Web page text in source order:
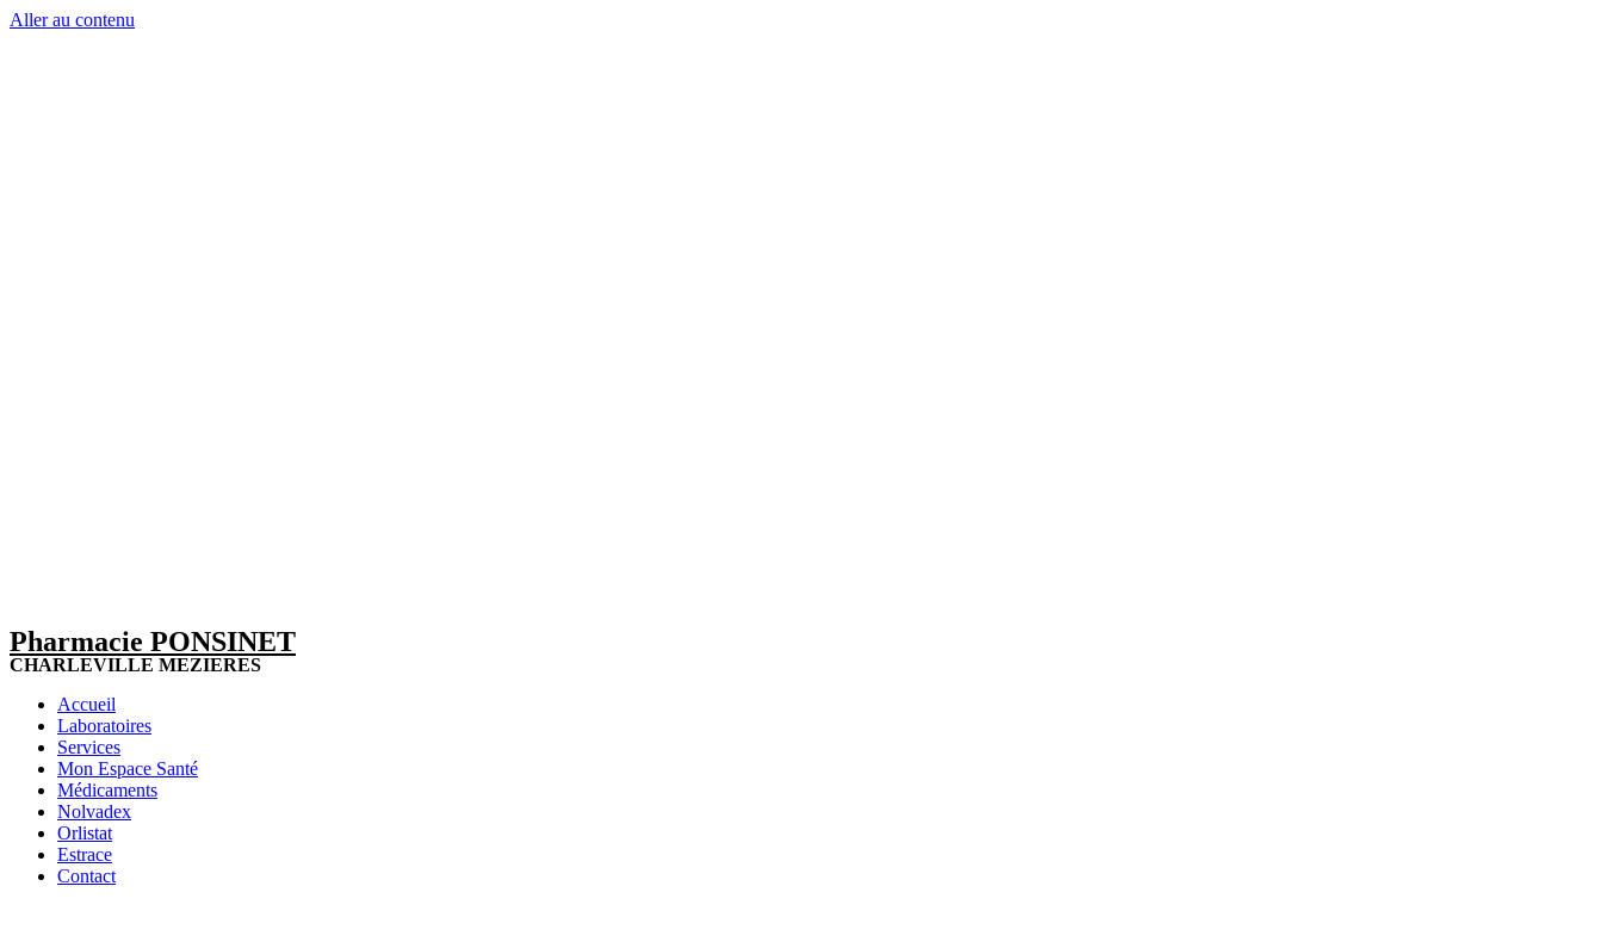
Aller au contenu
Pharmacie PONSINET
CHARLEVILLE MEZIERES
Accueil
Laboratoires
Services
Mon Espace Santé
Médicaments
Nolvadex
Orlistat
Estrace
Contact